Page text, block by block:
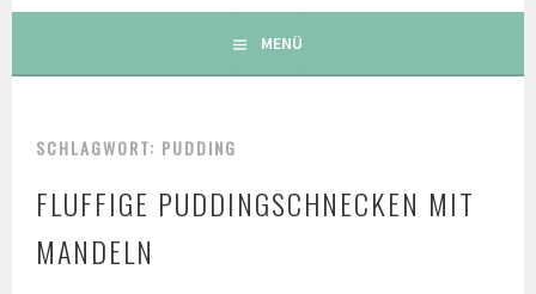
MENÜ
SCHLAGWORT: PUDDING
FLUFFIGE PUDDINGSCHNECKEN MIT
MANDELN